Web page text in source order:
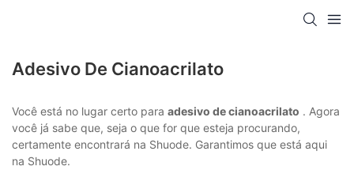
Adesivo De Cianoacrilato
Você está no lugar certo para adesivo de cianoacrilato . Agora
você já sabe que, seja o que for que esteja procurando,
certamente encontrará na Shuode. Garantimos que está aqui
na Shuode.